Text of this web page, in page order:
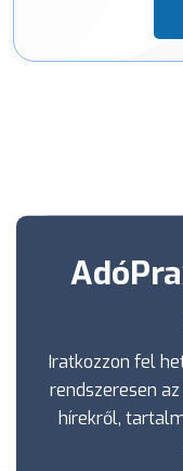
Iratkozzon fel
rendszeresen
hírekről,